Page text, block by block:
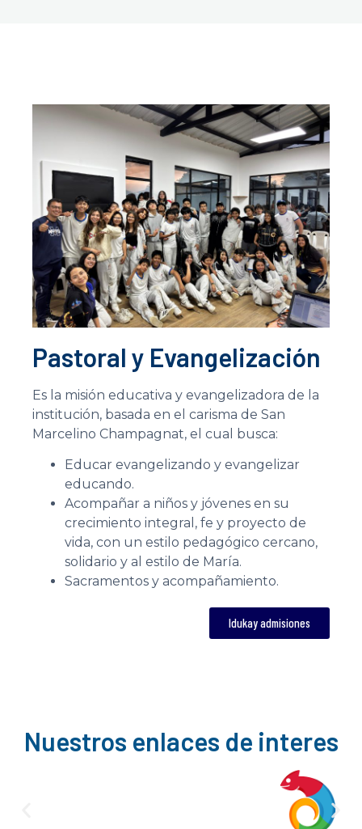
Pastoral y Evangelización
Es la misión educativa y evangelizadora de la
institución, basada en el carisma de San
Marcelino Champagnat, el cual busca:
Educar evangelizando y evangelizar
educando.
Acompañar a niños y jóvenes en su
crecimiento integral, fe y proyecto de
vida, con un estilo pedagógico cercano,
solidario y al estilo de María.
Sacramentos y acompañamiento.
Idukay admisiones
Nuestros enlaces de interes